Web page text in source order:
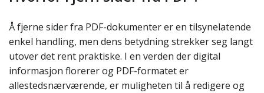
Å fjerne sider fra PDF-dokumenter er en tilsynelatende
enkel handling, men dens betydning strekker seg langt
utover det rent praktiske. I en verden der digital
informasjon florerer og PDF-formatet er
allestedsnærværende, er muligheten til å redigere og